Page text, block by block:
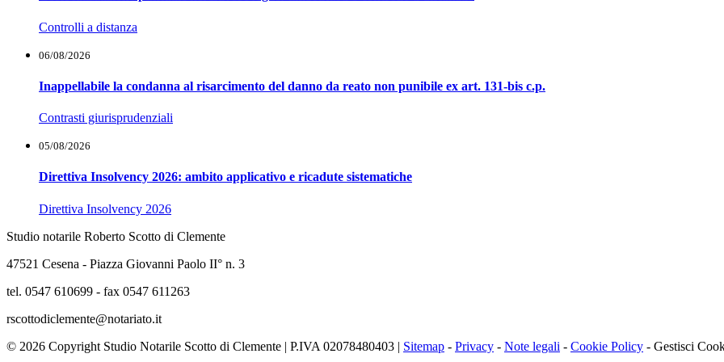
Controlli a distanza
06/08/2026
Inappellabile la condanna al risarcimento del danno da reato non punibile ex art. 131-bis c.p.
Contrasti giurisprudenziali
05/08/2026
Direttiva Insolvency 2026: ambito applicativo e ricadute sistematiche
Direttiva Insolvency 2026
Studio notarile Roberto Scotto di Clemente
47521 Cesena - Piazza Giovanni Paolo II° n. 3
tel. 0547 610699 - fax 0547 611263
rscottodiclemente@notariato.it
© 2026 Copyright Studio Notarile Scotto di Clemente | P.IVA 02078480403 | Sitemap - Privacy - Note legali - Cookie Policy - Gestisci